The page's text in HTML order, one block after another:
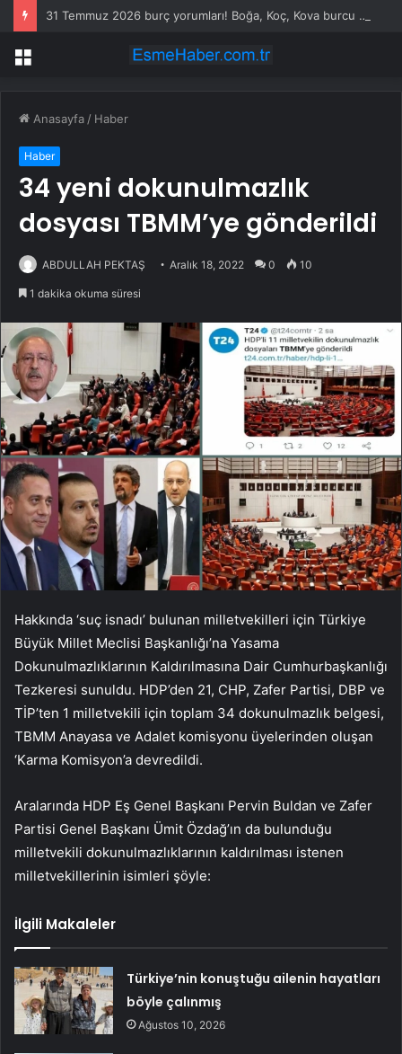
31 Temmuz 2026 burç yorumları! Boğa, Koç, Kova burcu yorumu… AŞK, EVLİLİK, SAĞLIK yorumları ne diyor?
Menü
Anasayfa / Haber
Haber
34 yeni dokunulmazlık
dosyası TBMM’ye gönderildi
ABDULLAH PEKTAŞ Aralık 18, 2022 0 10
1 dakika okuma süresi
Hakkında ‘suç isnadı’ bulunan milletvekilleri için Türkiye
Büyük Millet Meclisi Başkanlığı’na Yasama
Dokunulmazlıklarının Kaldırılmasına Dair Cumhurbaşkanlığı
Tezkeresi sunuldu. HDP’den 21, CHP, Zafer Partisi, DBP ve
TİP’ten 1 milletvekili için toplam 34 dokunulmazlık belgesi,
TBMM Anayasa ve Adalet komisyonu üyelerinden oluşan
‘Karma Komisyon’a devredildi.
Aralarında HDP Eş Genel Başkanı Pervin Buldan ve Zafer
Partisi Genel Başkanı Ümit Özdağ’ın da bulunduğu
milletvekili dokunulmazlıklarının kaldırılması istenen
milletvekillerinin isimleri şöyle:
İlgili Makaleler
Türkiye’nin konuştuğu ailenin hayatları
böyle çalınmış
Ağustos 10, 2026